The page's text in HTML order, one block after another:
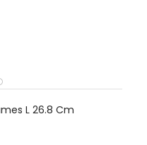
BBQ Kolen